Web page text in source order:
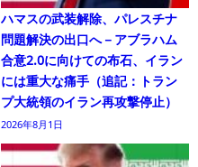
ハマスの武装解除、パレスチナ
問題解決の出口へ－アブラハム
合意2.0に向けての布石、イラン
には重大な痛手（追記：トラン
プ大統領のイラン再攻撃停止）
2026年8月1日